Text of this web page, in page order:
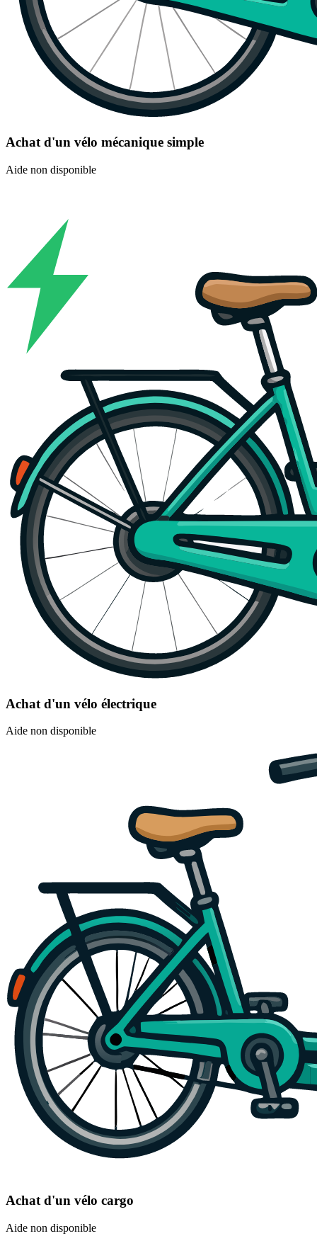
Achat d'un vélo mécanique simple
Aide non disponible
Achat d'un vélo électrique
Aide non disponible
Achat d'un vélo cargo
Aide non disponible